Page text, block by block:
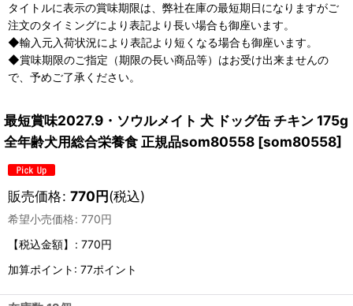
タイトルに表示の賞味期限は、弊社在庫の最短期日になりますがご
注文のタイミングにより表記より長い場合も御座います。
◆輸入元入荷状況により表記より短くなる場合も御座います。
◆賞味期限のご指定（期限の長い商品等）はお受け出来ませんの
で、予めご了承ください。
最短賞味2027.9・ソウルメイト 犬 ドッグ缶 チキン 175g
全年齢犬用総合栄養食 正規品som80558 [som80558]
販売価格: 770円(税込)
希望小売価格: 770円
【税込金額】
: 770円
加算ポイント: 77ポイント